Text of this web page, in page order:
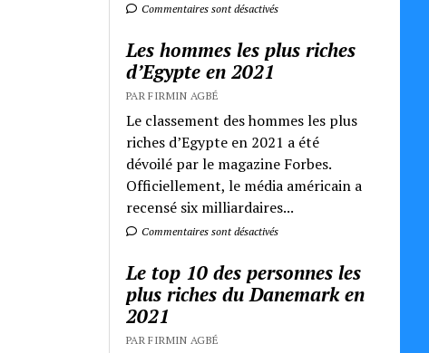
Commentaires sont désactivés
Les hommes les plus riches
d’Egypte en 2021
PAR FIRMIN AGBÉ
Le classement des hommes les plus
riches d’Egypte en 2021 a été
dévoilé par le magazine Forbes.
Officiellement, le média américain a
recensé six milliardaires...
Commentaires sont désactivés
Le top 10 des personnes les
plus riches du Danemark en
2021
PAR FIRMIN AGBÉ